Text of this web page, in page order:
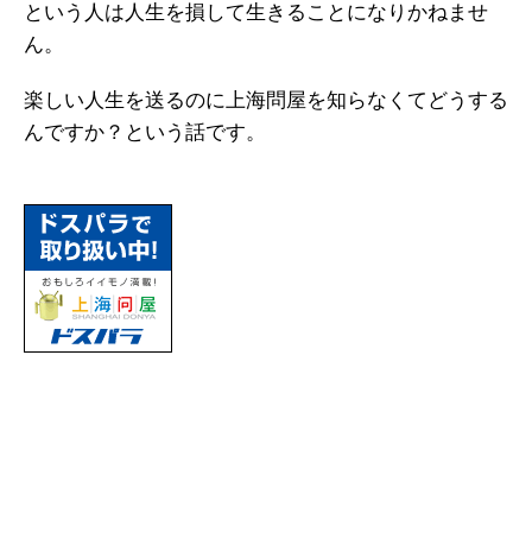
という人は人生を損して生きることになりかねませ
ん。
楽しい人生を送るのに上海問屋を知らなくてどうする
んですか？という話です。